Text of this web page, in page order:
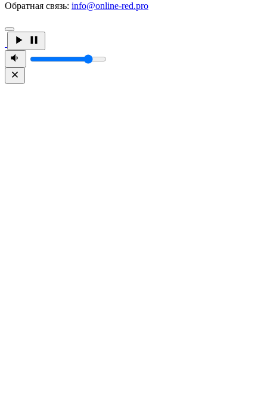
Обратная связь: info@online-red.pro